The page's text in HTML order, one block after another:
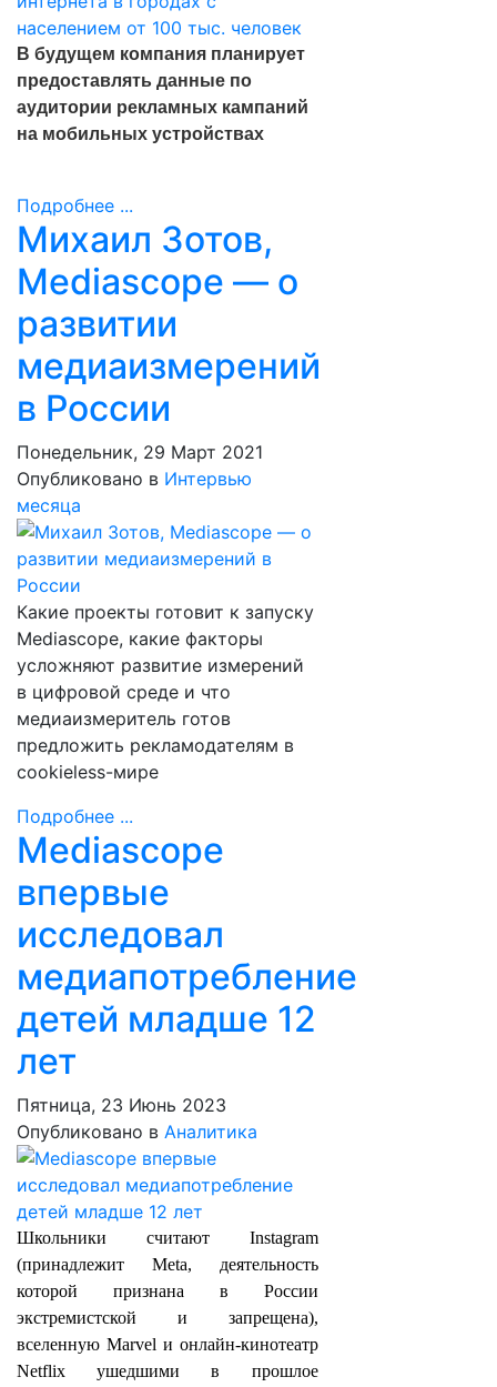
В будущем компания планирует
предоставлять данные по
аудитории рекламных кампаний
на мобильных устройствах
Подробнее ...
Михаил Зотов,
Mediascope — о
развитии
медиаизмерений
в России
Понедельник, 29 Март 2021
Опубликовано в Интервью
месяца
Какие проекты готовит к запуску
Mediascope, какие факторы
усложняют развитие измерений
в цифровой среде и что
медиаизмеритель готов
предложить рекламодателям в
cookieless-мире
Подробнее ...
Mediascope
впервые
исследовал
медиапотребление
детей младше 12
лет
Пятница, 23 Июнь 2023
Опубликовано в Аналитика
Школьники считают Instagram
(принадлежит Meta, деятельность
которой признана в России
экстремистской и запрещена),
вселенную Marvel и онлайн-кинотеатр
Netflix ушедшими в прошлое